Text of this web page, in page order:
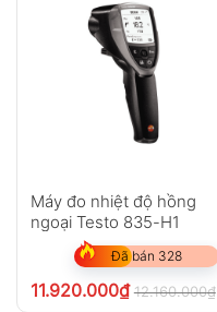
Máy đo nhiệt độ hồng
ngoại Testo 835-H1
Đã bán 328
11.920.000₫ 12.160.000₫